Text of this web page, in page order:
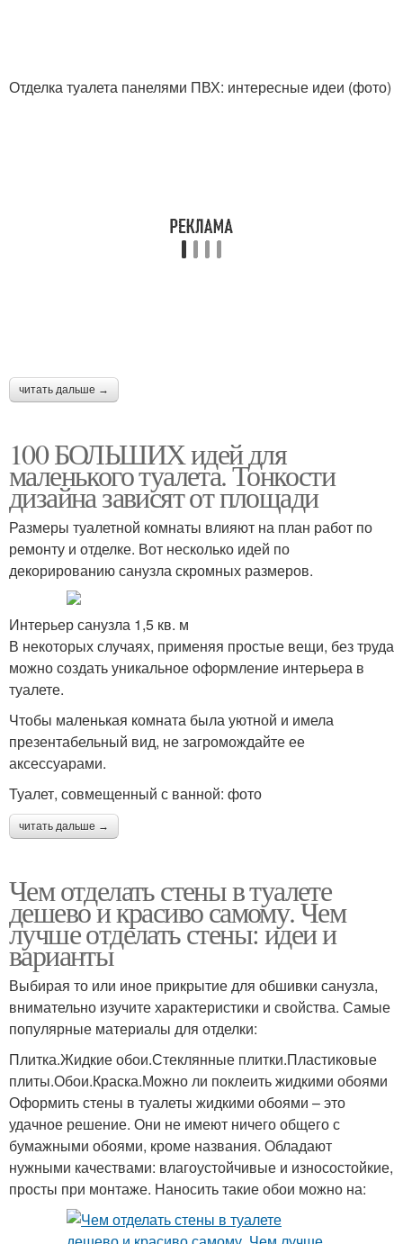
Отделка туалета панелями ПВХ: интересные идеи (фото)
читать дальше →
100 БОЛЬШИХ идей для
маленького туалета. Тонкости
дизайна зависят от площади
Размеры туалетной комнаты влияют на план работ по
ремонту и отделке. Вот несколько идей по
декорированию санузла скромных размеров.
Интерьер санузла 1,5 кв. м
В некоторых случаях, применяя простые вещи, без труда
можно создать уникальное оформление интерьера в
туалете.
Чтобы маленькая комната была уютной и имела
презентабельный вид, не загромождайте ее
аксессуарами.
Туалет, совмещенный с ванной: фото
читать дальше →
Чем отделать стены в туалете
дешево и красиво самому. Чем
лучше отделать стены: идеи и
варианты
Выбирая то или иное прикрытие для обшивки санузла,
внимательно изучите характеристики и свойства. Самые
популярные материалы для отделки:
Плитка.Жидкие обои.Стеклянные плитки.Пластиковые
плиты.Обои.Краска.Можно ли поклеить жидкими обоями
Оформить стены в туалеты жидкими обоями – это
удачное решение. Они не имеют ничего общего с
бумажными обоями, кроме названия. Обладают
нужными качествами: влагоустойчивые и износостойкие,
просты при монтаже. Наносить такие обои можно на: